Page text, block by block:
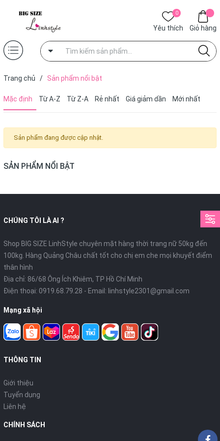
0
Yêu thích Giỏ hàng
Trang chủ / Sản phẩm nổi bật
Mặc định Từ A-Z Từ Z-A Rẻ nhất Giá giảm dần Mới nhất
Sản phẩm đang được cập nhật.
SẢN PHẨM NỔI BẬT
CHÚNG TÔI LÀ AI ?
Shop BIG SIZE LinhStyle chuyên mặt hàng thời trang nữ 50kg đến
100kg. Hàng Quảng Châu chất tốt cho chị em che mọi khuyết điểm
thân hình
Địa chỉ: 86/68 Ông Ích Khiêm, TP Hồ Chí Minh
Điện thoại: 0919.68.79.28 - Email: linhstyle2301@gmail.com
Mạng xã hội
THÔNG TIN
Giới thiệu
Tuyển dụng
Liên hệ
CHÍNH SÁCH